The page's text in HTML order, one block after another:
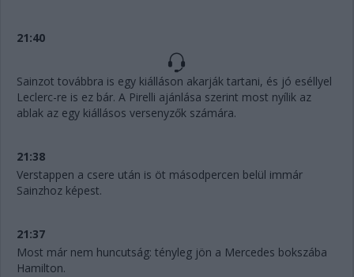
21:40
Sainzot továbbra is egy kiálláson akarják tartani, és jó eséllyel
Leclerc-re is ez bár. A Pirelli ajánlása szerint most nyílik az
ablak az egy kiállásos versenyzők számára.
21:38
Verstappen a csere után is öt másodpercen belül immár
Sainzhoz képest.
21:37
Most már nem huncutság: tényleg jön a Mercedes bokszába
Hamilton.